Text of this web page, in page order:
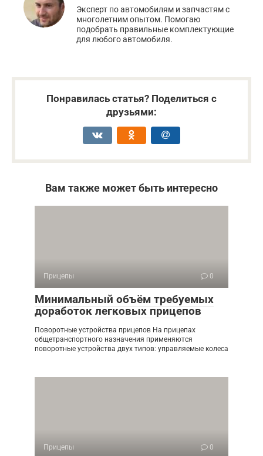
Эксперт по автомобилям и запчастям с
многолетним опытом. Помогаю
подобрать правильные комплектующие
для любого автомобиля.
Понравилась статья? Поделиться с
друзьями:
Вам также может быть интересно
Прицепы 0
Минимальный объём требуемых
доработок легковых прицепов
Поворотные устройства прицепов На прицепах
общетранспортного назначения применяются
поворотные устройства двух типов: управляемые колеса
Прицепы 0